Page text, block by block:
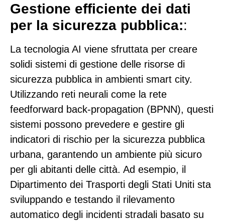
Gestione efficiente dei dati
per la sicurezza pubblica::
La tecnologia AI viene sfruttata per creare
solidi sistemi di gestione delle risorse di
sicurezza pubblica in ambienti smart city.
Utilizzando reti neurali come la rete
feedforward back-propagation (BPNN), questi
sistemi possono prevedere e gestire gli
indicatori di rischio per la sicurezza pubblica
urbana, garantendo un ambiente più sicuro
per gli abitanti delle città. Ad esempio, il
Dipartimento dei Trasporti degli Stati Uniti sta
sviluppando e testando il rilevamento
automatico degli incidenti stradali basato su